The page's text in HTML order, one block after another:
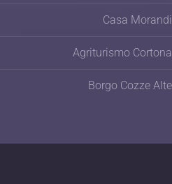
Casa Morandi
Agriturismo Cortona
Borgo Cozze Alte